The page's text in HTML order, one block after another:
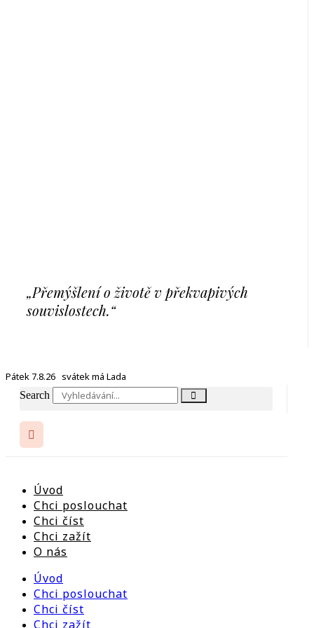
„Přemýšlení o životě v překvapivých
souvislostech.“
Pátek 7.8.26 svátek má Lada
Search
Úvod
Chci poslouchat
Chci číst
Chci zažít
O nás
Úvod
Chci poslouchat
Chci číst
Chci zažít